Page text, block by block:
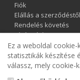
Fiók
Elállás a szerződéstől
Rendelés követés
Kívánságlista
Hírlevél
Gyermek Ékszer
Ez a weboldal
statisztikák készítése
válassz, mely cookie-